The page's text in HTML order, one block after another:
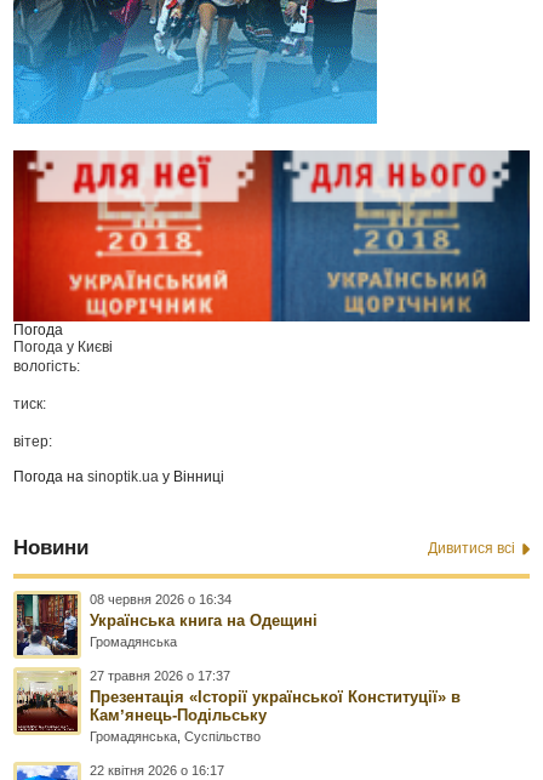
Погода
Погода у Києві
вологість:
тиск:
вітер:
Погода наsinoptik.ua у Вінниці
Новини Дивитися всі
08 червня 2026 о 16:34
Українська книга на Одещині
Громадянська
27 травня 2026 о 17:37
Презентація «Історії української Конституції» в
Камʼянець-Подільську
Громадянська ,Суспільство
22 квітня 2026 о 16:17